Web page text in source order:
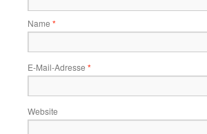
Name *
E-Mail-Adresse *
Website